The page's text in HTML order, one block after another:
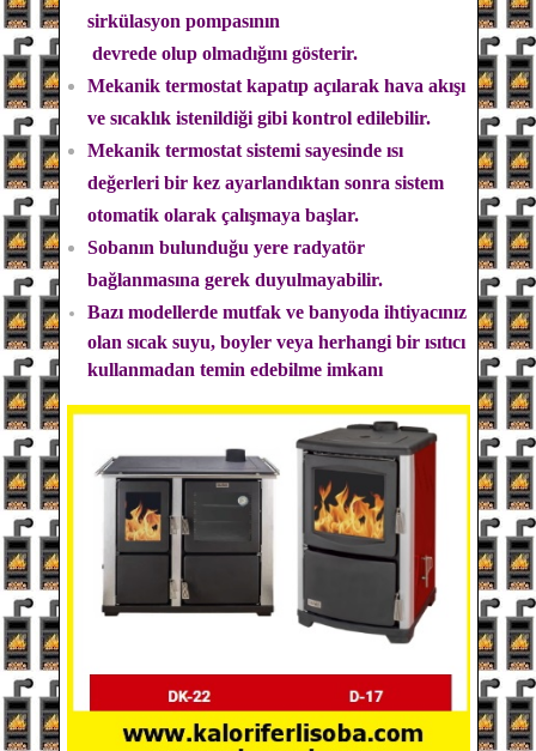
sirkülasyon pompasının
devrede olup olmadığını gösterir.
Mekanik termostat kapatıp açılarak hava akışı
ve sıcaklık istenildiği gibi kontrol edilebilir.
Mekanik termostat sistemi sayesinde ısı
değerleri bir kez ayarlandıktan sonra sistem
otomatik olarak çalışmaya başlar.
Sobanın bulunduğu yere radyatör
bağlanmasına gerek duyulmayabilir.
Bazı modellerde mutfak ve banyoda ihtiyacınız
olan sıcak suyu, boyler veya herhangi bir ısıtıcı
kullanmadan temin edebilme imkanı